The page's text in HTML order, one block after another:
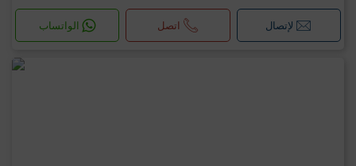
لإتصال اتصل الواتساب